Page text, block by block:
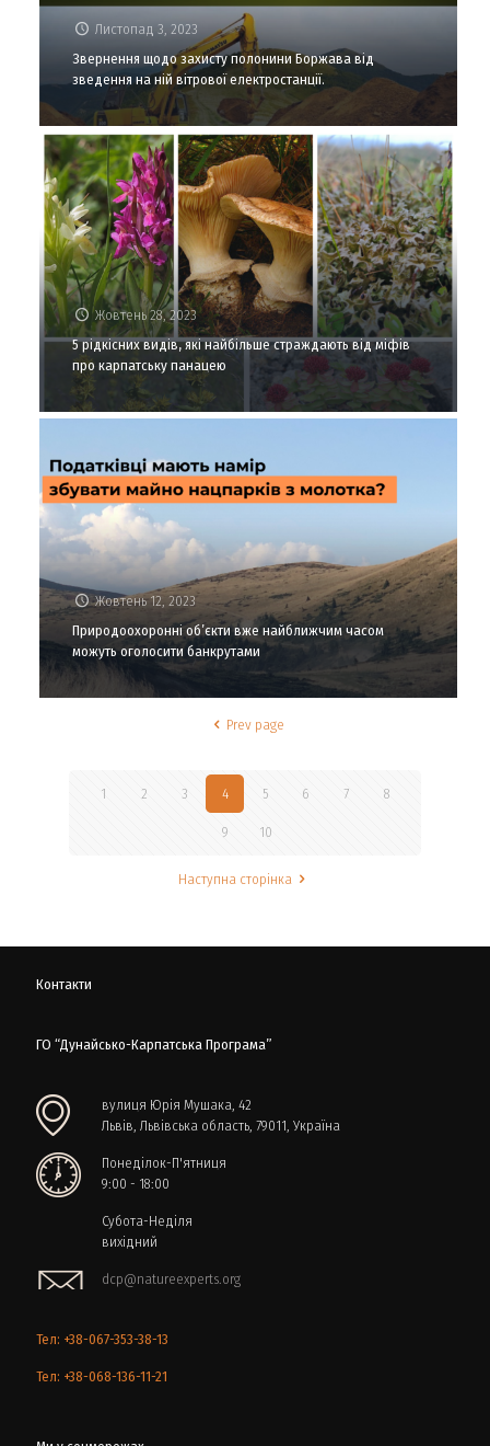
Листопад 3, 2023
Звернення щодо захисту полонини Боржава від
зведення на ній вітрової електростанції.
Жовтень 28, 2023
5 рідкісних видів, які найбільше страждають від міфів
про карпатську панацею
Жовтень 12, 2023
Природоохоронні об’єкти вже найближчим часом
можуть оголосити банкрутами
Prev page
1 2 3 4 5 6 7 8
9 10
Наступна сторінка
Контакти
ГО “Дунайсько-Карпатська Програма”
вулиця Юрія Мушака, 42
Львів, Львівська область, 79011, Україна
Понеділок-П'ятниця
9:00 - 18:00
Субота-Неділя
вихідний
dcp@natureexperts.org
Тел: +38-067-353-38-13
Тел: +38-068-136-11-21